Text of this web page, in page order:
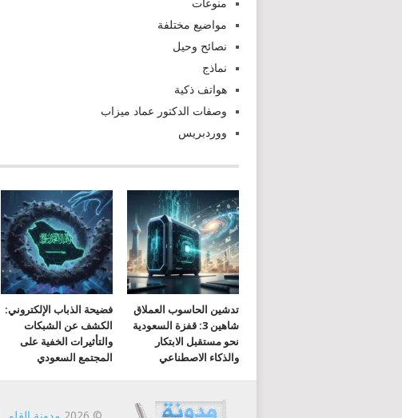
منوعات
مواضيع مختلفة
نصائح وحيل
نماذج
هواتف ذكية
وصفات الدكتور عماد ميزاب
ووردبريس
تدشين الحاسوب العملاق
شاهين 3: قفزة السعودية
نحو مستقبل الابتكار
والذكاء الاصطناعي
فضيحة الذباب الإلكتروني:
الكشف عن الشبكات
والتأثيرات الخفية على
المجتمع السعودي